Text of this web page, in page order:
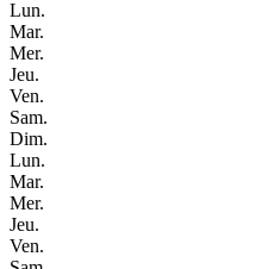
Lun.
Mar.
Mer.
Jeu.
Ven.
Sam.
Dim.
Lun.
Mar.
Mer.
Jeu.
Ven.